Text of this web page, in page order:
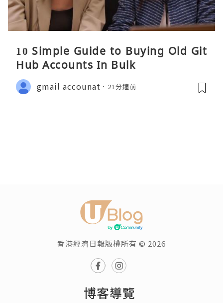
10 Simple Guide to Buying Old Git
Hub Accounts In Bulk
gmail accounat 21分鐘前
香港經濟日報版權所有 © 2026
博客導覽